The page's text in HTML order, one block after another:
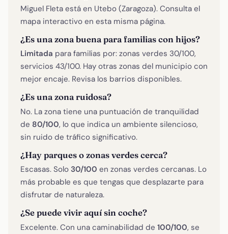
Miguel Fleta está en Utebo (Zaragoza). Consulta el
mapa interactivo en esta misma página.
¿Es una zona buena para familias con hijos?
Limitada para familias por: zonas verdes 30/100,
servicios 43/100. Hay otras zonas del municipio con
mejor encaje. Revisa los barrios disponibles.
¿Es una zona ruidosa?
No. La zona tiene una puntuación de tranquilidad
de 80/100, lo que indica un ambiente silencioso,
sin ruido de tráfico significativo.
¿Hay parques o zonas verdes cerca?
Escasas. Solo 30/100 en zonas verdes cercanas. Lo
más probable es que tengas que desplazarte para
disfrutar de naturaleza.
¿Se puede vivir aquí sin coche?
Excelente. Con una caminabilidad de 100/100, se